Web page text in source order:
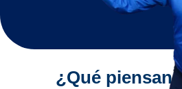
¿Qué piensan